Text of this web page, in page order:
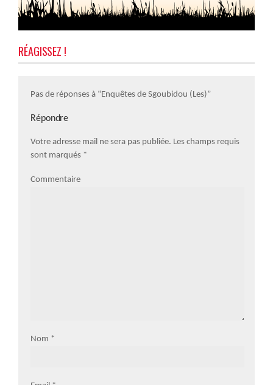
RÉAGISSEZ !
Pas de réponses à “Enquêtes de Sgoubidou (Les)”
Répondre
Votre adresse mail ne sera pas publiée. Les champs requis
sont marqués *
Commentaire
Nom *